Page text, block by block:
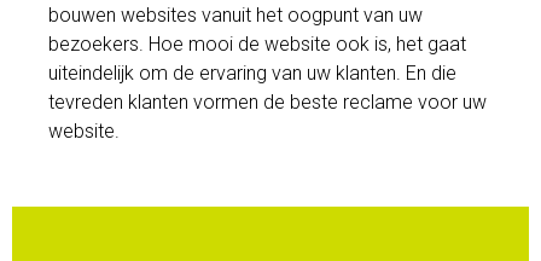
bouwen websites vanuit het oogpunt van uw
bezoekers. Hoe mooi de website ook is, het gaat
uiteindelijk om de ervaring van uw klanten. En die
tevreden klanten vormen de beste reclame voor uw
website.